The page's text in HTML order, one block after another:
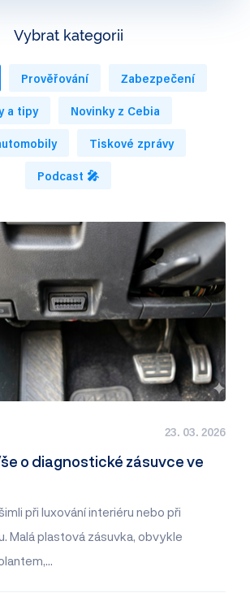
Vybrat kategorii
Prověřování
Zabezpečení
a tipy
Novinky z Cebia
Tiskové zprávy
Podcast 🎤
23. 03. 2026
o diagnostické zásuvce ve
při luxování interiéru nebo při
Malá plastová zásuvka, obvykle